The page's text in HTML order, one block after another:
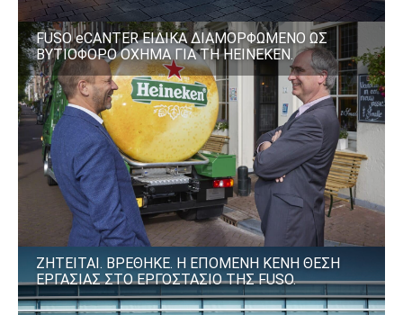
FUSO eCANTER ΕΙΔΙΚΑ ΔΙΑΜΟΡΦΩΜΕΝΟ ΩΣ
ΒΥΤΙΟΦΟΡΟ ΟΧΗΜΑ ΓΙΑ ΤΗ HEINEKEN.
ΖΗΤΕΙΤΑΙ. ΒΡΕΘΗΚΕ. Η ΕΠΟΜΕΝΗ ΚΕΝΗ ΘΕΣΗ
ΕΡΓΑΣΙΑΣ ΣΤΟ ΕΡΓΟΣΤΑΣΙΟ ΤΗΣ FUSO.